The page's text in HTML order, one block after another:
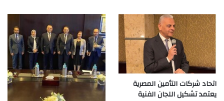
اتحاد شركات التأمين المصرية
يعتمد تشكيل اللجان الفنية